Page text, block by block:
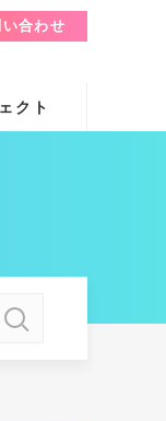
クト
い合わせ